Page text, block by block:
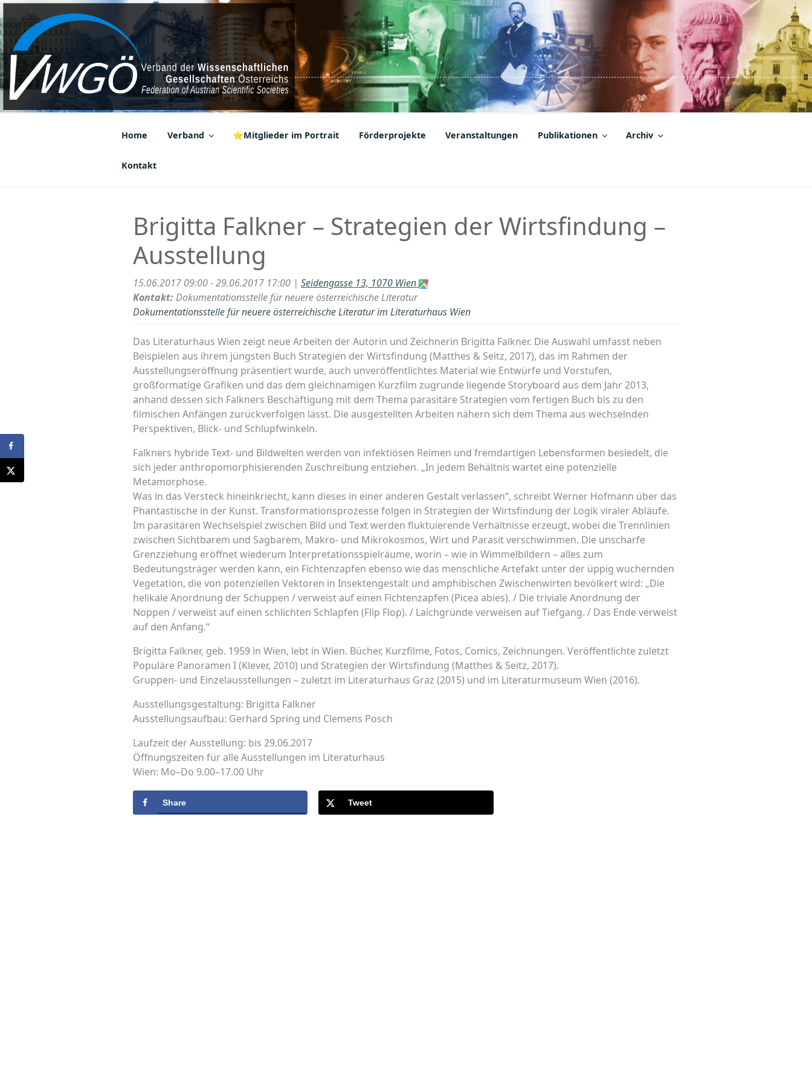
Zum
Inhalt
springen
VWGÖ
Federation of Austrian Scientific Societies
Home Verband ⭐Mitglieder im Portrait Förderprojekte Veranstaltungen Publikationen Archiv
Kontakt
Brigitta Falkner – Strategien der Wirtsfindung –
Ausstellung
15.06.2017 09:00 - 29.06.2017 17:00 | Seidengasse 13, 1070 Wien
Kontakt:Dokumentationsstelle für neuere österreichische Literatur
Dokumentationsstelle für neuere österreichische Literatur im Literaturhaus Wien
Das Literaturhaus Wien zeigt neue Arbeiten der Autorin und Zeichnerin Brigitta Falkner. Die Auswahl umfasst neben
Beispielen aus ihrem jüngsten Buch Strategien der Wirtsfindung (Matthes & Seitz, 2017), das im Rahmen der
Ausstellungseröffnung präsentiert wurde, auch unveröffentlichtes Material wie Entwürfe und Vorstufen,
großformatige Grafiken und das dem gleichnamigen Kurzfilm zugrunde liegende Storyboard aus dem Jahr 2013,
anhand dessen sich Falkners Beschäftigung mit dem Thema parasitäre Strategien vom fertigen Buch bis zu den
filmischen Anfängen zurückverfolgen lässt. Die ausgestellten Arbeiten nähern sich dem Thema aus wechselnden
Perspektiven, Blick- und Schlupfwinkeln.
Falkners hybride Text- und Bildwelten werden von infektiösen Reimen und fremdartigen Lebensformen besiedelt, die
sich jeder anthropomorphisierenden Zuschreibung entziehen. „In jedem Behältnis wartet eine potenzielle
Metamorphose.
Was in das Versteck hineinkriecht, kann dieses in einer anderen Gestalt verlassen“, schreibt Werner Hofmann über das
Phantastische in der Kunst. Transformationsprozesse folgen in Strategien der Wirtsfindung der Logik viraler Abläufe.
Im parasitären Wechselspiel zwischen Bild und Text werden fluktuierende Verhältnisse erzeugt, wobei die Trennlinien
zwischen Sichtbarem und Sagbarem, Makro- und Mikrokosmos, Wirt und Parasit verschwimmen. Die unscharfe
Grenzziehung eröffnet wiederum Interpretationsspielräume, worin – wie in Wimmelbildern – alles zum
Bedeutungsträger werden kann, ein Fichtenzapfen ebenso wie das menschliche Artefakt unter der üppig wuchernden
Vegetation, die von potenziellen Vektoren in Insektengestalt und amphibischen Zwischenwirten bevölkert wird: „Die
helikale Anordnung der Schuppen / verweist auf einen Fichtenzapfen (Picea abies). / Die triviale Anordnung der
Noppen / verweist auf einen schlichten Schlapfen (Flip Flop). / Laichgründe verweisen auf Tiefgang. / Das Ende verweist
auf den Anfang.“
Brigitta Falkner, geb. 1959 in Wien, lebt in Wien. Bücher, Kurzfilme, Fotos, Comics, Zeichnungen. Veröffentlichte zuletzt
Populäre Panoramen I (Klever, 2010) und Strategien der Wirtsfindung (Matthes & Seitz, 2017).
Gruppen- und Einzelausstellungen – zuletzt im Literaturhaus Graz (2015) und im Literaturmuseum Wien (2016).
Ausstellungsgestaltung: Brigitta Falkner
Ausstellungsaufbau: Gerhard Spring und Clemens Posch
Laufzeit der Ausstellung: bis 29.06.2017
Öffnungszeiten für alle Ausstellungen im Literaturhaus
Wien: Mo–Do 9.00–17.00 Uhr
Share Tweet